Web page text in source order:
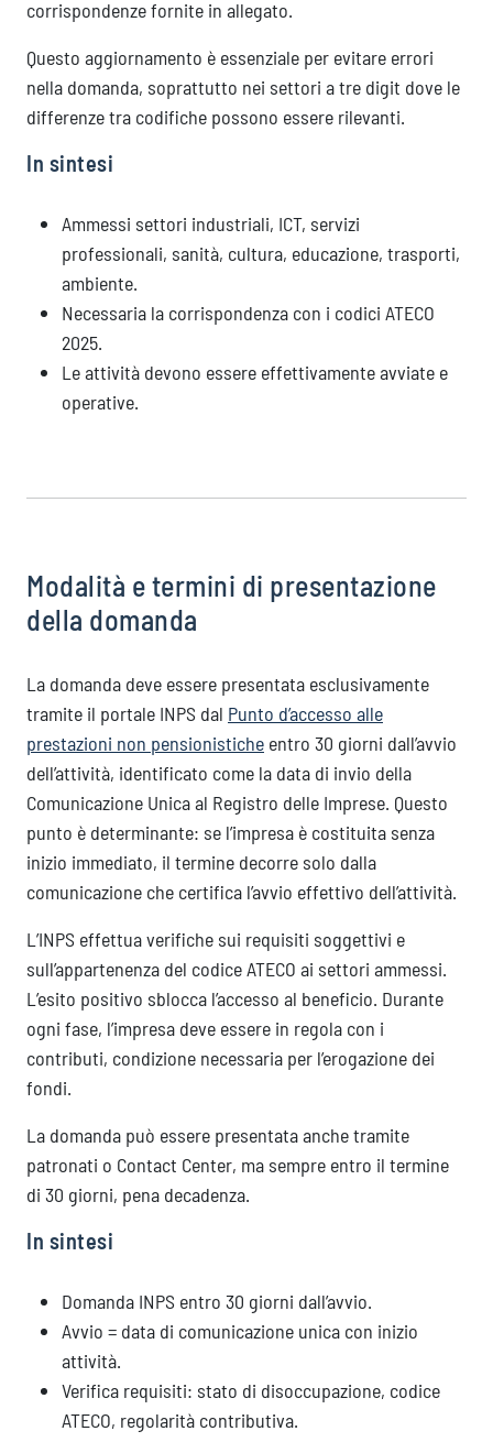
corrispondenze fornite in allegato.
Questo aggiornamento è essenziale per evitare errori
nella domanda, soprattutto nei settori a tre digit dove le
differenze tra codifiche possono essere rilevanti.
In sintesi
Ammessi settori industriali, ICT, servizi
professionali, sanità, cultura, educazione, trasporti,
ambiente.
Necessaria la corrispondenza con i codici ATECO
2025.
Le attività devono essere effettivamente avviate e
operative.
Modalità e termini di presentazione
della domanda
La domanda deve essere presentata esclusivamente
tramite il portale INPS dal Punto d’accesso alle
prestazioni non pensionistiche entro 30 giorni dall’avvio
dell’attività, identificato come la data di invio della
Comunicazione Unica al Registro delle Imprese. Questo
punto è determinante: se l’impresa è costituita senza
inizio immediato, il termine decorre solo dalla
comunicazione che certifica l’avvio effettivo dell’attività.
L’INPS effettua verifiche sui requisiti soggettivi e
sull’appartenenza del codice ATECO ai settori ammessi.
L’esito positivo sblocca l’accesso al beneficio. Durante
ogni fase, l’impresa deve essere in regola con i
contributi, condizione necessaria per l’erogazione dei
fondi.
La domanda può essere presentata anche tramite
patronati o Contact Center, ma sempre entro il termine
di 30 giorni, pena decadenza.
In sintesi
Domanda INPS entro 30 giorni dall’avvio.
Avvio = data di comunicazione unica con inizio
attività.
Verifica requisiti: stato di disoccupazione, codice
ATECO, regolarità contributiva.